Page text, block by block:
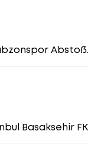
Basaksehir